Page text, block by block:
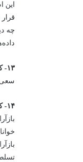
این
چه
۱۳- کد خوب، کد هوشمندانه نیست
سعی
۱۴- کد خود را بازآرایی کنید